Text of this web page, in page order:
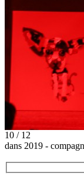
10 / 12
dans 2019 -